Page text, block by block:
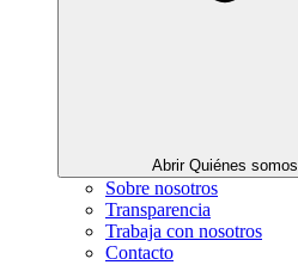
Abrir Quiénes somos
Sobre nosotros
Transparencia
Trabaja con nosotros
Contacto